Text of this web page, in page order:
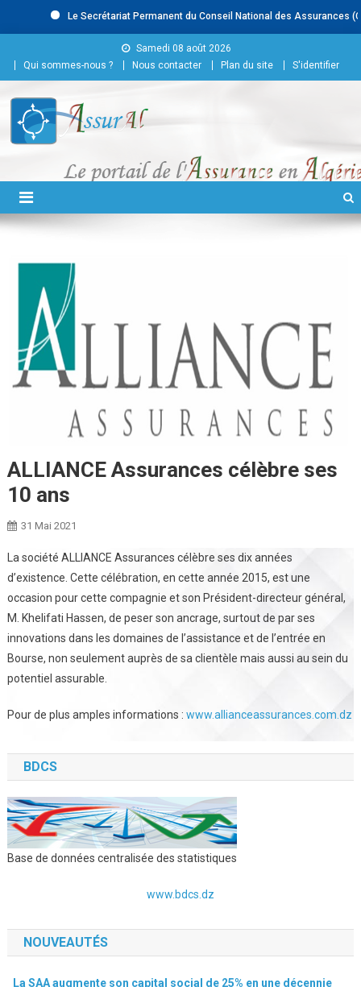
Le Secrétariat Permanent du Conseil National des Assurances
Samedi 08 août 2026
Qui sommes-nous ?
Nous contacter Plan du site S'identifier
Conseil National des
ALLIANCE Assurances célèbre ses
10 ans
31 Mai 2021
La société ALLIANCE Assurances célèbre ses dix années
d’existence. Cette célébration, en cette année 2015, est une
occasion pour cette compagnie et son Président-directeur général,
M. Khelifati Hassen, de peser son ancrage, surtout de par ses
innovations dans les domaines de l’assistance et de l’entrée en
Bourse, non seulement auprès de sa clientèle mais aussi au sein du
potentiel assurable.
Pour de plus amples informations : www.allianceassurances.com.dz
BDCS
Base de données centralisée des statistiques
www.bdcs.dz
NOUVEAUTÉS
La SAA augmente son capital social de 25% en une décennie